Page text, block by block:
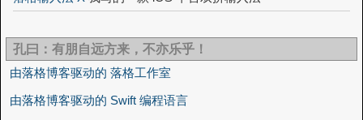
孔曰：有朋自远方来，不亦乐乎！
由落格博客驱动的 落格工作室
由落格博客驱动的 Swift 编程语言